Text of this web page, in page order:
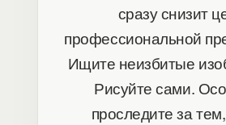
сразу снизит
профессиональной
Ищите неизбитые
Рисуйте сами.
проследите за